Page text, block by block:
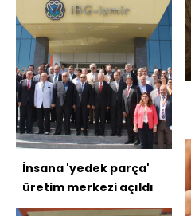
İnsana 'yedek parça'
üretim merkezi açıldı